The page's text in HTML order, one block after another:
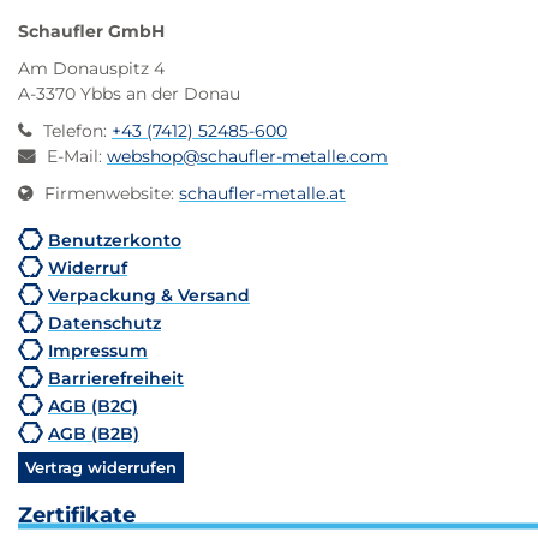
Schaufler GmbH
Am Donauspitz 4
A-3370 Ybbs an der Donau
Telefon: +43 (7412) 52485-600
E-Mail: webshop@schaufler-metalle.com
Firmenwebsite: schaufler-metalle.at
Benutzerkonto
Widerruf
Verpackung & Versand
Datenschutz
Impressum
Barrierefreiheit
AGB (B2C)
AGB (B2B)
Vertrag widerrufen
Zertifikate